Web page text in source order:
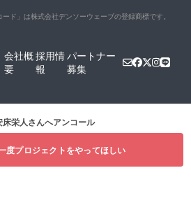
ード」は株式会社デンソーウェーブの登録商標です。
会社概
要
採用情
報
パートナー
募集
床栄人さんへアンコール
度プロジェクトをやってほしい